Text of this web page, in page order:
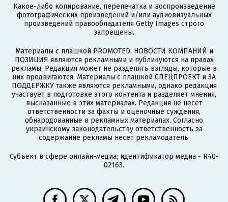
Какое-либо копирование, перепечатка и воспроизведение
фотографических произведений и/или аудиовизуальных
произведений правообладателя Getty Images строго
запрещены.
Материалы с плашкой PROMOTED, НОВОСТИ КОМПАНИЙ и
ПОЗИЦИЯ являются рекламными и публикуются на правах
рекламы. Редакция может не разделять взгляды, которые в
них продвигаются. Материалы с плашкой СПЕЦПРОЕКТ и ЗА
ПОДДЕРЖКУ также являются рекламными, однако редакция
участвует в подготовке этого контента и разделяет мнения,
высказанные в этих материалах. Редакция не несет
ответственности за факты и оценочные суждения,
обнародованные в рекламных материалах. Согласно
украинскому законодательству ответственность за
содержание рекламы несет рекламодатель.
Субъект в сфере онлайн-медиа; идентификатор медиа - R40-
02163.